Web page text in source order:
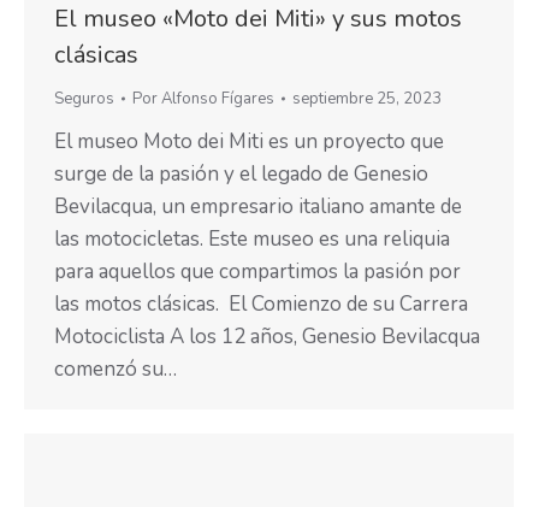
El museo «Moto dei Miti» y sus motos
clásicas
Seguros PorAlfonso Fígares septiembre 25, 2023
El museo Moto dei Miti es un proyecto que
surge de la pasión y el legado de Genesio
Bevilacqua, un empresario italiano amante de
las motocicletas. Este museo es una reliquia
para aquellos que compartimos la pasión por
las motos clásicas. El Comienzo de su Carrera
Motociclista A los 12 años, Genesio Bevilacqua
comenzó su…